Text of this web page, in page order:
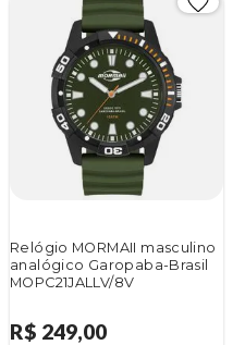
Relógio MORMAII masculino
analógico Garopaba-Brasil
MOPC21JALLV/8V
R$ 249,00